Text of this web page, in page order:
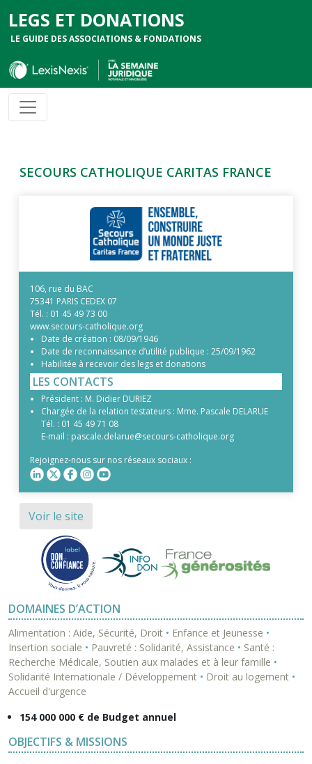
LEGS ET DONATIONS
LE GUIDE DES ASSOCIATIONS & FONDATIONS
SECOURS CATHOLIQUE CARITAS FRANCE
106, rue du BAC
75341 PARIS CEDEX 07
Tél. : 01 45 49 73 00
www.secours-catholique.org
Date de création : 08/09/1946
Date de reconnaissance d’utilité publique : 25/09/1962
Habilitée à recevoir des legs et donations
LES CONTACTS
Président : M. Didier DURIEZ
Chargée de la relation testateurs : Mme. Pascale DELARUE
Tél. : 01 45 49 71 08
E-mail : pascale.delarue@secours-catholique.org
Rejoignez-nous sur nos réseaux sociaux :
Voir le site
DOMAINES D’ACTION
Alimentation : Aide, Sécurité, Droit • Enfance et Jeunesse •
Insertion sociale • Pauvreté : Solidarité, Assistance • Santé :
Recherche Médicale, Soutien aux malades et à leur famille •
Solidarité Internationale / Développement • Droit au logement •
Accueil d'urgence
154 000 000 € de Budget annuel
OBJECTIFS & MISSIONS